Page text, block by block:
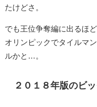
たけどさ。
でも王位争奪編に出るほ
オリンピックでタイルマ
ルかと…。
２０１８年版のビ